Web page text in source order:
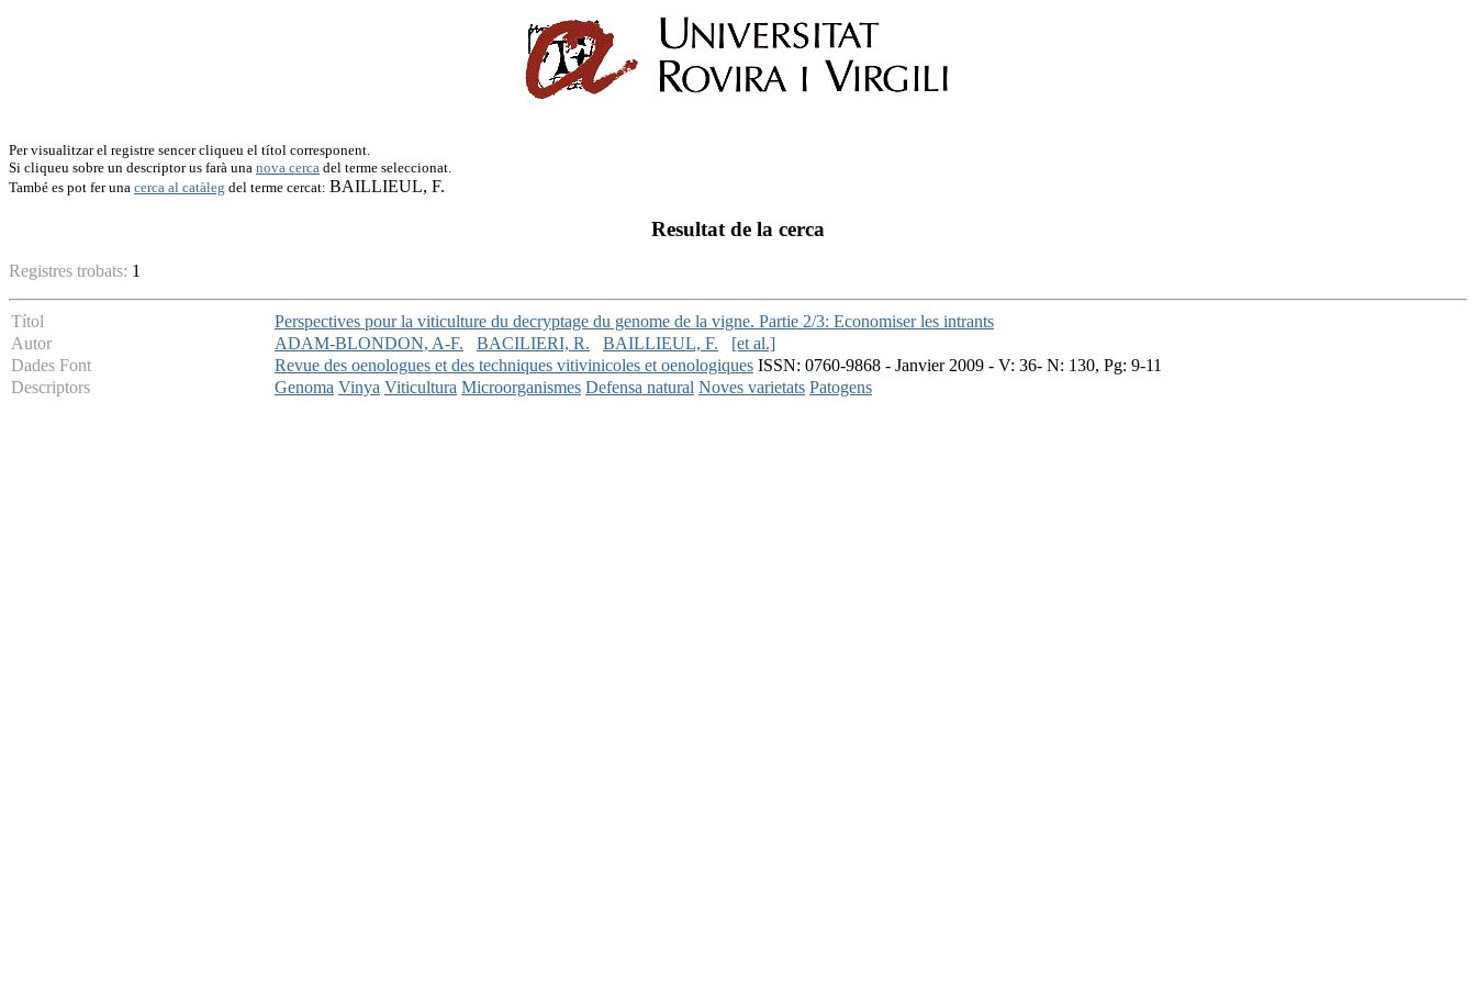
Per visualitzar el registre sencer cliqueu el títol corresponent.
Si cliqueu sobre un descriptor us farà una nova cerca del terme seleccionat.
També es pot fer una cerca al catàleg del terme cercat: BAILLIEUL, F.
Resultat de la cerca
Registres trobats: 1
Títol
Perspectives pour la viticulture du decryptage du genome de la vigne. Partie 2/3: Economiser les intrants
Autor
ADAM-BLONDON, A-F. BACILIERI, R. BAILLIEUL, F.
[et al.]
Dades Font
Revue des oenologues et des techniques vitivinicoles et oenologiques ISSN: 0760-9868 - Janvier 2009 - V: 36- N: 130, Pg: 9-11
Descriptors
Genoma Vinya Viticultura Microorganismes Defensa natural Noves varietats Patogens